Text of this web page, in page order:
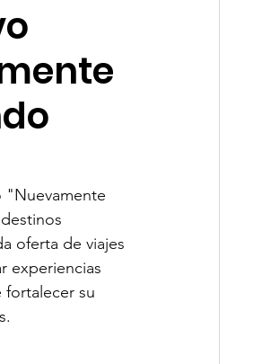
"Nuevamente
oferta de viajes
experiencias
fortalecer su